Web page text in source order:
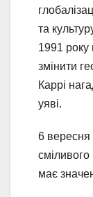
та
1991 року
змінити
Каррі
уяві.
6 вересня
має